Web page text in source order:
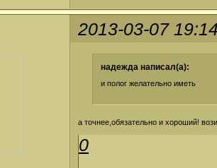
2013-03-07
надежда написал(а):
и полог желательно иметь
а точнее,обязательно и хороший!
0